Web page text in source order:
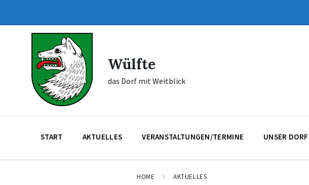
navigation
Wülfte
das Dorf mit Weitblick
START AKTUELLES VERANSTALTUNGEN/TERMINE UNSER DORF
HOME AKTUELLES